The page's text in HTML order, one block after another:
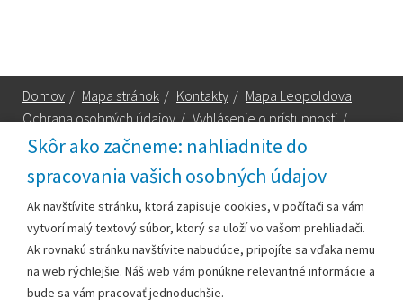
Skôr ako začneme: nahliadnite do
spracovania vašich osobných údajov
Ak navštívite stránku, ktorá zapisuje cookies, v počítači sa vám
vytvorí malý textový súbor, ktorý sa uloží vo vašom prehliadači.
Ak rovnakú stránku navštívite nabudúce, pripojíte sa vďaka nemu
na web rýchlejšie. Náš web vám ponúkne relevantné informácie a
bude sa vám pracovať jednoduchšie.
Domov / Mapa stránok / Kontakty / Mapa Leopoldova
Ochrana osobných údajov / Vyhlásenie o prístupnosti /
Technická podpora
Mestský úrad Leopoldov
Hlohovská cesta 1818/2A
920 41 Leopoldov